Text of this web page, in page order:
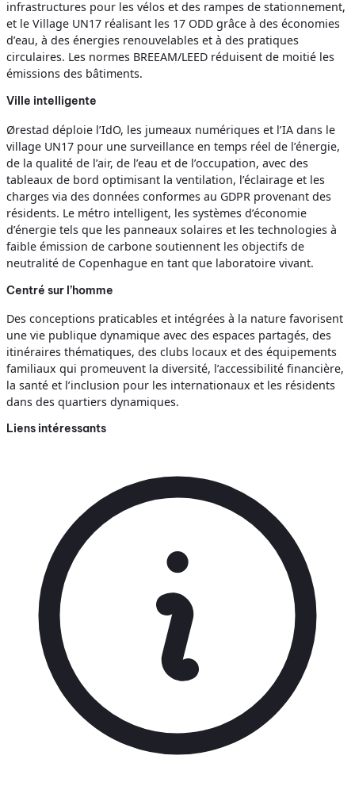
infrastructures pour les vélos et des rampes de stationnement,
et le Village UN17 réalisant les 17 ODD grâce à des économies
d’eau, à des énergies renouvelables et à des pratiques
circulaires. Les normes BREEAM/LEED réduisent de moitié les
émissions des bâtiments.
Ville intelligente
Ørestad déploie l’IdO, les jumeaux numériques et l’IA dans le
village UN17 pour une surveillance en temps réel de l’énergie,
de la qualité de l’air, de l’eau et de l’occupation, avec des
tableaux de bord optimisant la ventilation, l’éclairage et les
charges via des données conformes au GDPR provenant des
résidents. Le métro intelligent, les systèmes d’économie
d’énergie tels que les panneaux solaires et les technologies à
faible émission de carbone soutiennent les objectifs de
neutralité de Copenhague en tant que laboratoire vivant.
Centré sur l’homme
Des conceptions praticables et intégrées à la nature favorisent
une vie publique dynamique avec des espaces partagés, des
itinéraires thématiques, des clubs locaux et des équipements
familiaux qui promeuvent la diversité, l’accessibilité financière,
la santé et l’inclusion pour les internationaux et les résidents
dans des quartiers dynamiques.
Liens intéressants